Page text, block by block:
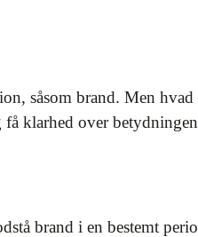
såsom brand. Men
klarhed over
brand i en bestemt